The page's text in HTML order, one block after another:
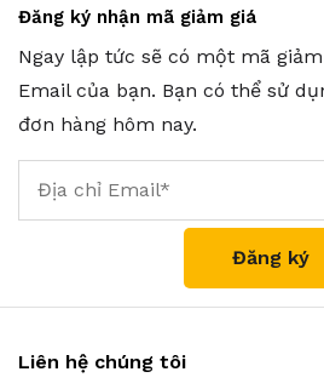
Đăng ký nhận mã giảm giá
Ngay lập tức sẽ có một mã
Email của bạn. Bạn có thể sử
đơn hàng hôm nay.
Liên hệ chúng tôi